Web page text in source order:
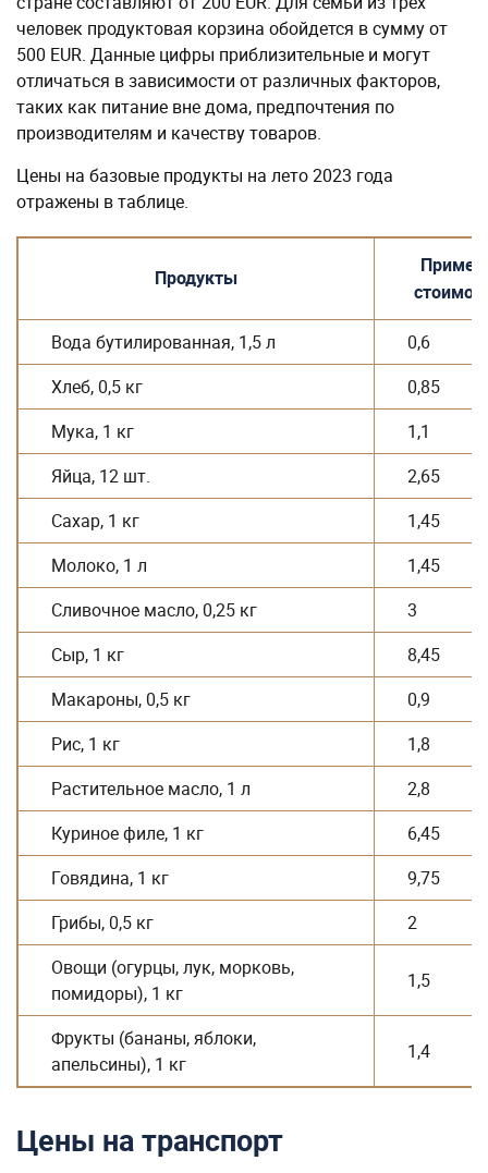
Цены на базовые продукты на лето 2023 года
отражены в таблице.
Продукты
Вода бутилированная, 1,5 л
Хлеб, 0,5 кг
0,85
1,1
Яйца, 12 шт.
2,65
Сахар, 1 кг
1,45
Молоко, 1 л
1,45
Сливочное масло, 0,25 кг
3
Сыр, 1 кг
8,45
Макароны, 0,5 кг
0,9
Рис, 1 кг
1,8
Растительное масло, 1 л
2,8
Куриное филе, 1 кг
6,45
Говядина, 1 кг
9,75
Грибы, 0,5 кг
2
Овощи (огурцы, лук, морковь,
помидоры), 1 кг
1,5
Фрукты (бананы, яблоки,
апельсины), 1 кг
1,4
Цены на транспорт
В Болгарии население имеет возможность
пользоваться наземным, морским, речным и
воздушным транспортом по относительно доступной
Европейского союза. Например, во Франции за проезд